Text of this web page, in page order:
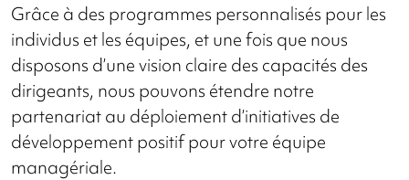
Grâce à des programmes personnalisés pour les
individus et les équipes, et une fois que nous
disposons d’une vision claire des capacités des
dirigeants, nous pouvons étendre notre
partenariat au déploiement d’initiatives de
développement positif pour votre équipe
managériale.